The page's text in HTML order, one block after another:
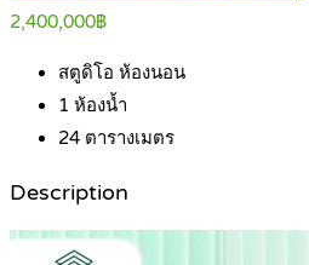
2,400,000฿
สตูดิโอ ห้องนอน
1 ห้องน้ำ
24 ตารางเมตร
Description